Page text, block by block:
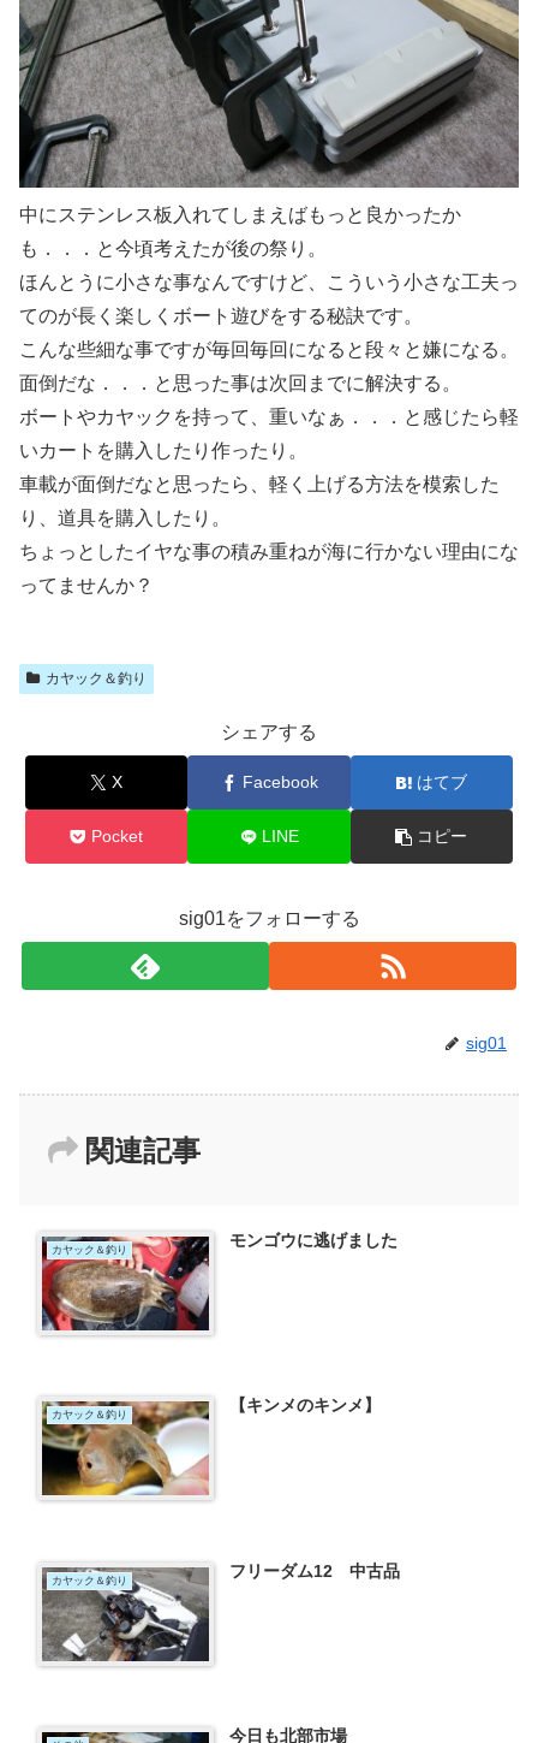
中にステンレス板入れてしまえばもっと良かったか
も．．．と今頃考えたが後の祭り。
ほんとうに小さな事なんですけど、こういう小さな工夫っ
てのが長く楽しくボート遊びをする秘訣です。
こんな些細な事ですが毎回毎回になると段々と嫌になる。
面倒だな．．．と思った事は次回までに解決する。
ボートやカヤックを持って、重いなぁ．．．と感じたら軽
いカートを購入したり作ったり。
車載が面倒だなと思ったら、軽く上げる方法を模索した
り、道具を購入したり。
ちょっとしたイヤな事の積み重ねが海に行かない理由にな
ってませんか？
カヤック＆釣り
シェアする
X Facebook はてブ
Pocket LINE コピー
sig01をフォローする
sig01
関連記事
カヤック＆釣り モンゴウに逃げました
カヤック＆釣り 【キンメのキンメ】
カヤック＆釣り フリーダム12 中古品
今日も北部市場